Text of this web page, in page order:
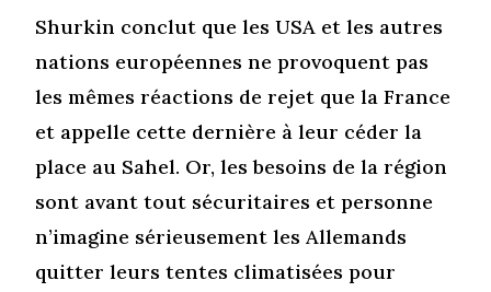
Shurkin conclut que les USA et les autres
nations européennes ne provoquent pas
les mêmes réactions de rejet que la France
et appelle cette dernière à leur céder la
place au Sahel. Or, les besoins de la région
sont avant tout sécuritaires et personne
n’imagine sérieusement les Allemands
quitter leurs tentes climatisées pour